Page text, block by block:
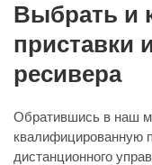
Выбрать и
приставки
ресивера
Обратившись в наш
квалифицированную
дистанционного